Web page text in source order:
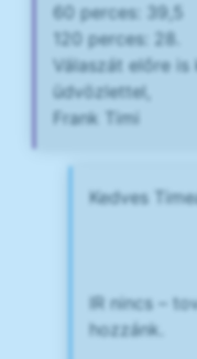
60 perces: 39,5
120 perces: 28.
Válaszát előre is
üdvözlettel,
Frank Timi
Kedves
IR nincs –
hozzánk.